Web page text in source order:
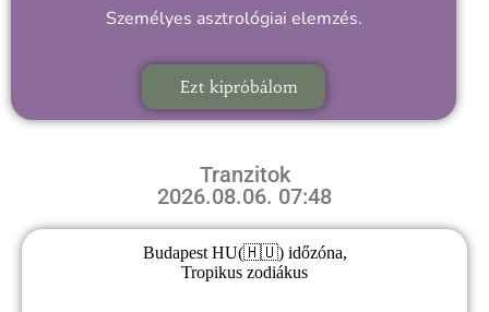
Személyes asztrológiai elemzés.
Ezt kipróbálom
Tranzitok
2026.08.06. 07:48